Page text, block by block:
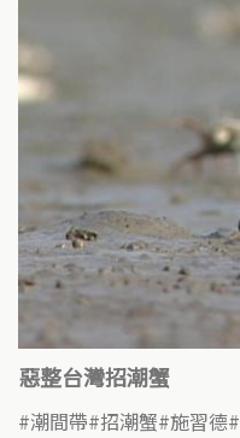
惡整台灣招潮蟹
潮間帶 招潮蟹 施習德